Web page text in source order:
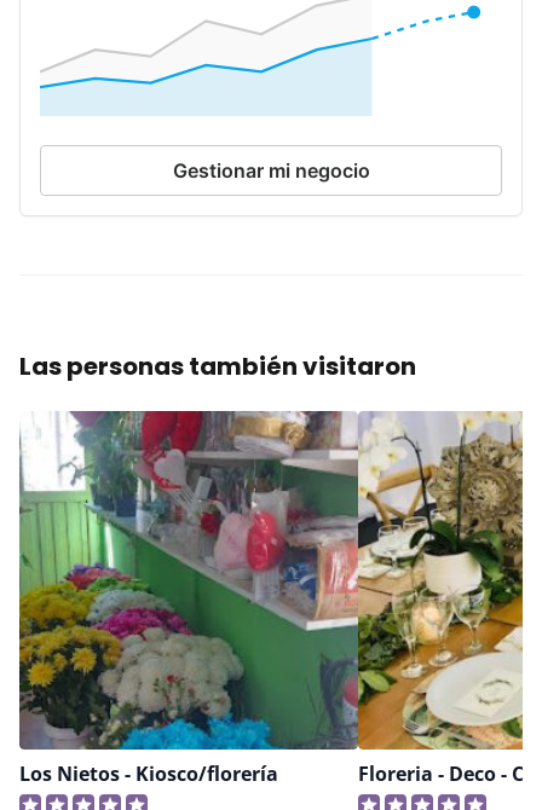
Gestionar mi negocio
Las personas también visitaron
Los Nietos - Kiosco/florería